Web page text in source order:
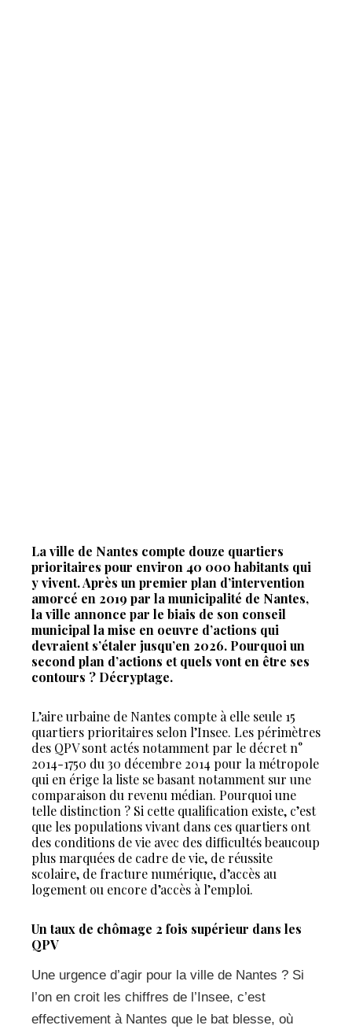
La ville de Nantes compte douze quartiers
prioritaires pour environ 40 000 habitants qui
y vivent. Après un premier plan d’intervention
amorcé en 2019 par la municipalité de Nantes,
la ville annonce par le biais de son conseil
municipal la mise en oeuvre d’actions qui
devraient s’étaler jusqu’en 2026. Pourquoi un
second plan d’actions et quels vont en être ses
contours ? Décryptage.
L’aire urbaine de Nantes compte à elle seule 15
quartiers prioritaires selon l’Insee. Les périmètres
des QPV sont actés notamment par le décret n°
2014-1750 du 30 décembre 2014 pour la métropole
qui en érige la liste se basant notamment sur une
comparaison du revenu médian. Pourquoi une
telle distinction ? Si cette qualification existe, c’est
que les populations vivant dans ces quartiers ont
des conditions de vie avec des difficultés beaucoup
plus marquées de cadre de vie, de réussite
scolaire, de fracture numérique, d’accès au
logement ou encore d’accès à l’emploi.
Un taux de chômage 2 fois supérieur dans les
QPV
Une urgence d’agir pour la ville de Nantes ? Si
l’on en croit les chiffres de l’Insee, c’est
effectivement à Nantes que le bat blesse, où